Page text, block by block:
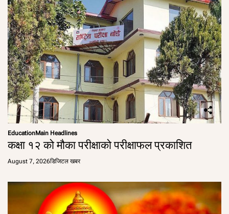
EducationMain Headlines
कक्षा १२ को मौका परीक्षाको परीक्षाफल प्रकाशित
August 7, 2026डिजिटल खबर